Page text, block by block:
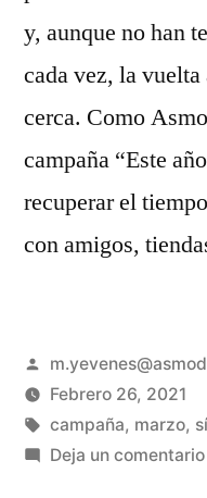
y, aunque no han
cada vez, la
cerca. Como
campaña “Este
recuperar el
con amigos,
Febrero 26, 2021
campaña, marzo,
Deja un comentario